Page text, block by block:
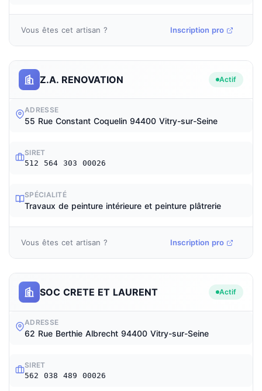
Vous êtes cet artisan ? Inscription pro
Z.A. RENOVATION Actif
ADRESSE
55 Rue Constant Coquelin 94400 Vitry-sur-Seine
SIRET
512 564 303 00026
SPÉCIALITÉ
Travaux de peinture intérieure et peinture plâtrerie
Vous êtes cet artisan ? Inscription pro
SOC CRETE ET LAURENT Actif
ADRESSE
62 Rue Berthie Albrecht 94400 Vitry-sur-Seine
SIRET
562 038 489 00026